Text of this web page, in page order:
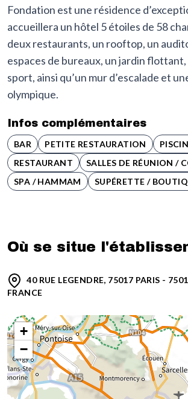
Fondation est une résidence
accueillera un hôtel 5 étoiles de 58
deux restaurants, un rooftop, un
espaces de bureaux, un jardin flottant,
sport, ainsi qu’un mur d’escalade et
olympique.
Infos complémentaires
BAR PETITE RESTAURATION
RESTAURANT
SALLES DE RÉUNION /
SPA / HAMMAM
SUPÉRETTE /
Où se situe
40 RUE LEGENDRE, 75017 PARIS -
FRANCE
+
−